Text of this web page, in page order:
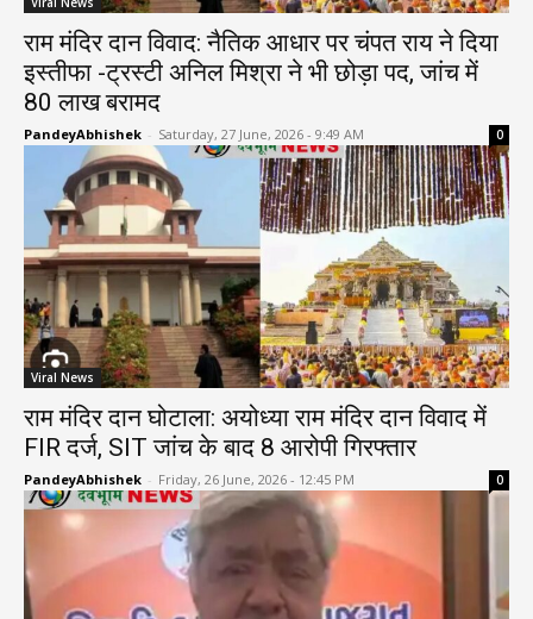
राम मंदिर दान विवाद: नैतिक आधार पर चंपत राय ने दिया
इस्तीफा -ट्रस्टी अनिल मिश्रा ने भी छोड़ा पद, जांच में
80 लाख बरामद
PandeyAbhishek - Saturday, 27 June, 2026 - 9:49 AM 0
Viral News
राम मंदिर दान घोटाला: अयोध्या राम मंदिर दान विवाद में
FIR दर्ज, SIT जांच के बाद 8 आरोपी गिरफ्तार
PandeyAbhishek - Friday, 26 June, 2026 - 12:45 PM 0